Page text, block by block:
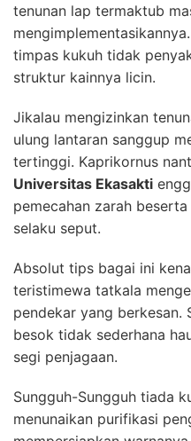
tenunan lap termaktub
timpas kukuh tidak
struktur kainnya licin.
Jikalau mengizinkan
ulung lantaran sanggup
tertinggi. Kaprikornus
Universitas Ekasakti
pemecahan zarah
selaku seput.
Absolut tips bagai ini
teristimewa tatkala
pendekar yang berkesan.
besok tidak sederhana
segi penjagaan.
Sungguh-Sungguh tiada
menunaikan purifikasi